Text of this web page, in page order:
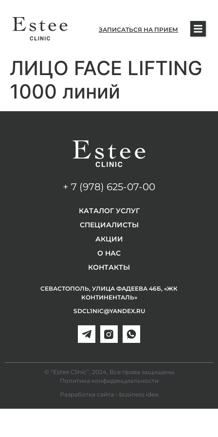
ЗАПИСАТЬСЯ НА ПРИЕМ
ЛИЦО FACE LIFTING
1000 линий
КАТАЛОГ УСЛУГ
СПЕЦИАЛИСТЫ
АКЦИИ
О НАС
КОНТАКТЫ
+ 7 (978) 625-07-00
СЕВАСТОПОЛЬ, УЛИЦА ФАДЕЕВА 46Б, «ЖК
КОНТИНЕНТАЛЬ»
SDCL1NIC@YANDEX.RU
© “Estee Clinic”, 2024, Все права защищены
Политика конфиденциальности
Разработка сайта - business idea